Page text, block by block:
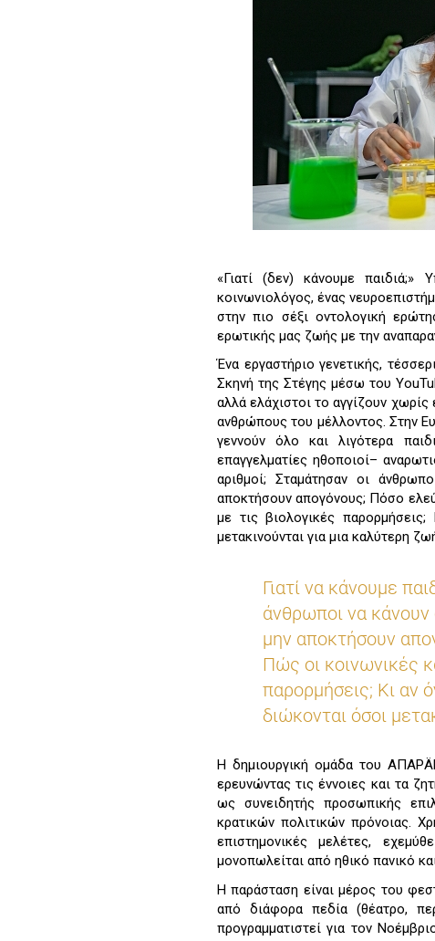
«Γιατί (δεν) κάνουμε παιδιά;»
κοινωνιολόγος, ένας
στην πιο σέξι οντολογική
ερωτικής μας ζωής με την
Ένα εργαστήριο γενετικής,
Σκηνή της Στέγης μέσω του
αλλά ελάχιστοι το αγγίζουν χωρίς
ανθρώπους του μέλλοντος. Στην
γεννούν όλο και λιγότερα
επαγγελματίες ηθοποιοί–
αριθμοί; Σταμάτησαν οι
αποκτήσουν απογόνους; Πόσο
με τις βιολογικές
μετακινούνται για μια καλύτερη
Γιατί να κάνουμε
άνθρωποι να
μην αποκτήσουν
Πώς οι κοινωνικές
παρορμήσεις; Κι αν
διώκονται όσοι
Η δημιουργική ομάδα του
ερευνώντας τις έννοιες και τα
ως συνειδητής προσωπικής
κρατικών πολιτικών πρόνοιας.
επιστημονικές μελέτες,
μονοπωλείται από ηθικό πανικό
H παράσταση είναι μέρος του
από διάφορα πεδία (θέατρο,
προγραμματιστεί για τον